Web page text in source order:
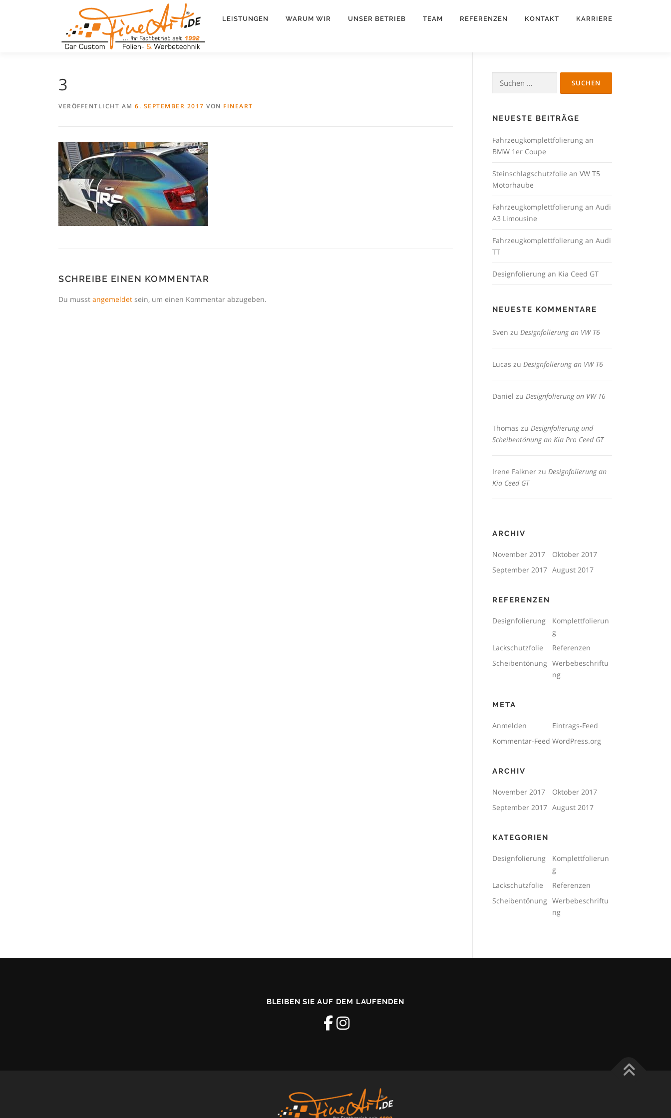
LEISTUNGEN WARUM WIR UNSER BETRIEB TEAM REFERENZEN KONTAKT KARRIERE
3
VERÖFFENTLICHT AM 6. SEPTEMBER 2017 VON FINEART
SCHREIBE EINEN KOMMENTAR
Du musst angemeldet sein, um einen Kommentar abzugeben.
Suchen
nach:
NEUESTE BEITRÄGE
Fahrzeugkomplettfolierung an
BMW 1er Coupe
Steinschlagschutzfolie an VW T5
Motorhaube
Fahrzeugkomplettfolierung an Audi
A3 Limousine
Fahrzeugkomplettfolierung an Audi
TT
Designfolierung an Kia Ceed GT
NEUESTE KOMMENTARE
Sven zu Designfolierung an VW T6
Lucas zu Designfolierung an VW T6
Daniel zu Designfolierung an VW T6
Thomas zu Designfolierung und
Scheibentönung an Kia Pro Ceed GT
Irene Falkner zu Designfolierung an
Kia Ceed GT
ARCHIV
November 2017
Oktober 2017
September 2017 August 2017
REFERENZEN
Designfolierung
Komplettfolierun
g
Lackschutzfolie
Referenzen
Scheibentönung Werbebeschriftu
ng
META
Anmelden
Eintrags-Feed
Kommentar-Feed WordPress.org
ARCHIV
November 2017
Oktober 2017
September 2017 August 2017
KATEGORIEN
Designfolierung
Komplettfolierun
g
Lackschutzfolie
Referenzen
Scheibentönung Werbebeschriftu
ng
BLEIBEN SIE AUF DEM LAUFENDEN